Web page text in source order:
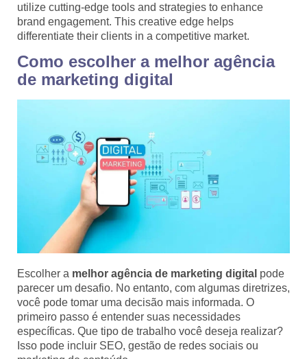
utilize cutting-edge tools and strategies to enhance
brand engagement. This creative edge helps
differentiate their clients in a competitive market.
Como escolher a melhor agência
de marketing digital
Escolher a melhor agência de marketing digital pode
parecer um desafio. No entanto, com algumas diretrizes,
você pode tomar uma decisão mais informada. O
primeiro passo é entender suas necessidades
específicas. Que tipo de trabalho você deseja realizar?
Isso pode incluir SEO, gestão de redes sociais ou